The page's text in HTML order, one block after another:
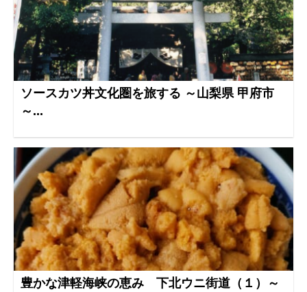
ソースカツ丼文化圏を旅する ～山梨県 甲府市
～...
豊かな津軽海峡の恵み 下北ウニ街道（１）～